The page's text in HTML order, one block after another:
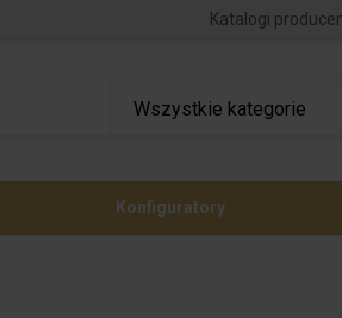
Katalogi
Konfiguratory